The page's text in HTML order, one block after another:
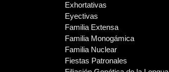
Exhortativas
Eyectivas
Familia Extensa
Familia Monogámica
Familia Nuclear
Fiestas Patronales